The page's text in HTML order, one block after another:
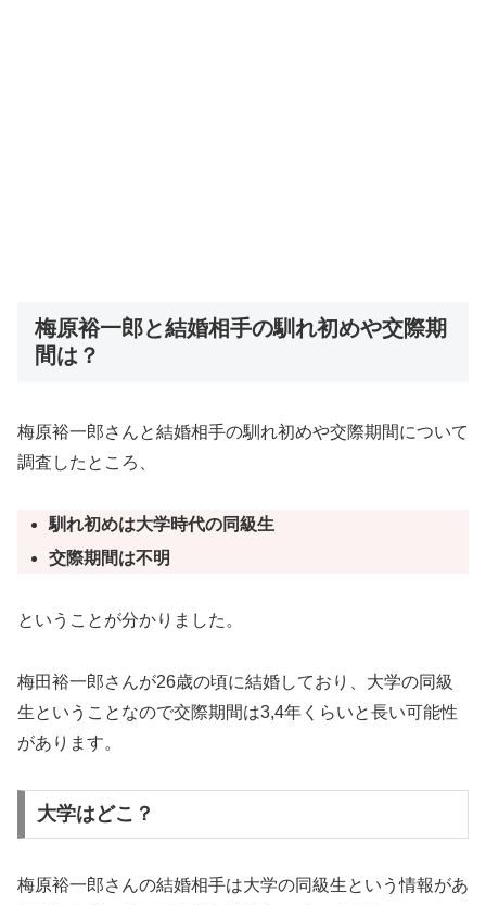
梅原裕一郎と結婚相手の馴れ初めや交際期
間は？
梅原裕一郎さんと結婚相手の馴れ初めや交際期間について
調査したところ、
馴れ初めは大学時代の同級生
交際期間は不明
ということが分かりました。
梅田裕一郎さんが26歳の頃に結婚しており、大学の同級
生ということなので交際期間は3,4年くらいと長い可能性
があります。
大学はどこ？
梅原裕一郎さんの結婚相手は大学の同級生という情報があ